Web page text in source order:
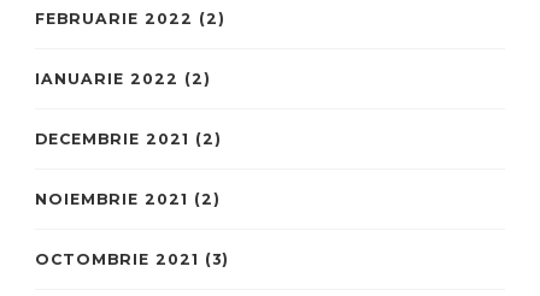
FEBRUARIE 2022 (2)
IANUARIE 2022 (2)
DECEMBRIE 2021 (2)
NOIEMBRIE 2021 (2)
OCTOMBRIE 2021 (3)